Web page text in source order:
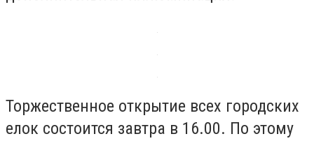
Торжественное открытие всех городских
елок состоится завтра в 16.00. По этому